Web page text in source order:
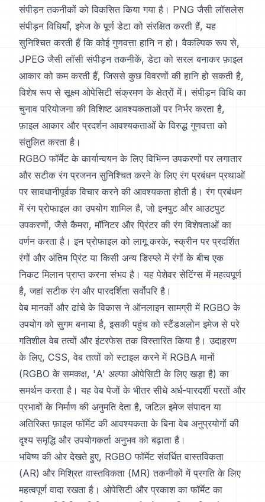
संपीड़न तकनीकों को विकसित किया गया है। PNG जैसी लॉसलेस
संपीड़न विधियाँ, इमेज के पूर्ण डेटा को संरक्षित करती हैं, यह
सुनिश्चित करती हैं कि कोई गुणवत्ता हानि न हो। वैकल्पिक रूप से,
JPEG जैसी लॉसी संपीड़न तकनीकें, डेटा को सरल बनाकर फ़ाइल
आकार को कम करती हैं, जिससे कुछ विवरणों की हानि हो सकती है,
विशेष रूप से सूक्ष्म ओपेसिटी संक्रमण के क्षेत्रों में। संपीड़न विधि का
चुनाव परियोजना की विशिष्ट आवश्यकताओं पर निर्भर करता है,
फ़ाइल आकार और प्रदर्शन आवश्यकताओं के विरुद्ध गुणवत्ता को
संतुलित करता है।
RGBO फॉर्मेट के कार्यान्वयन के लिए विभिन्न उपकरणों पर लगातार
और सटीक रंग प्रजनन सुनिश्चित करने के लिए रंग प्रबंधन प्रथाओं
पर सावधानीपूर्वक विचार करने की आवश्यकता होती है। रंग प्रबंधन
में रंग प्रोफाइल का उपयोग शामिल है, जो इनपुट और आउटपुट
उपकरणों, जैसे कैमरा, मॉनिटर और प्रिंटर की रंग विशेषताओं का
वर्णन करता है। इन प्रोफाइल को लागू करके, स्क्रीन पर प्रदर्शित
रंगों और अंतिम प्रिंट या किसी अन्य डिस्प्ले में रंगों के बीच एक
निकट मिलान प्राप्त करना संभव है। यह पेशेवर सेटिंग्स में महत्वपूर्ण
है, जहां सटीक रंग और पारदर्शिता सर्वोपरि है।
वेब मानकों और ढांचे के विकास ने ऑनलाइन सामग्री में RGBO के
उपयोग को सुगम बनाया है, इसकी पहुंच को स्टैंडअलोन इमेज से परे
गतिशील वेब तत्वों और इंटरफेस तक विस्तारित किया है। उदाहरण
के लिए, CSS, वेब तत्वों को स्टाइल करने में RGBA मानों
(RGBO के समकक्ष, 'A' अल्फा ओपेसिटी के लिए खड़ा है) का
समर्थन करता है। यह वेब पेजों के भीतर सीधे अर्ध-पारदर्शी परतों और
प्रभावों के निर्माण की अनुमति देता है, जटिल इमेज संपादन या
अतिरिक्त फ़ाइल फॉर्मेट की आवश्यकता के बिना वेब अनुप्रयोगों की
दृश्य समृद्धि और उपयोगकर्ता अनुभव को बढ़ाता है।
भविष्य की ओर देखते हुए, RGBO फॉर्मेट संवर्धित वास्तविकता
(AR) और मिश्रित वास्तविकता (MR) तकनीकों में प्रगति के लिए
महत्वपूर्ण वादा रखता है। ओपेसिटी और प्रकाश का फॉर्मेट का